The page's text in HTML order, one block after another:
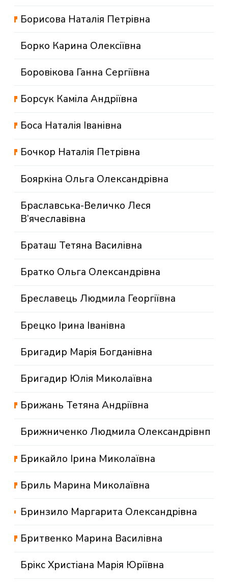
Борисова Наталія Петрівна
Борко Карина Олексіївна
Боровікова Ганна Сергіївна
Борсук Каміла Андріївна
Боса Наталія Іванівна
Бочкор Наталія Петрівна
Бояркіна Ольга Олександрівна
Браславська-Величко Леся
В’ячеславівна
Браташ Тетяна Василівна
Братко Ольга Олександрівна
Бреславець Людмила Георгіївна
Брецко Ірина Іванівна
Бригадир Марія Богданівна
Бригадир Юлія Миколаївна
Брижань Тетяна Андріївна
Брижниченко Людмила Олександрівнп
Брикайло Ірина Миколаївна
Бриль Марина Миколаївна
Бринзило Маргарита Олександрівна
Бритвенко Марина Василівна
Брікс Христіана Марія Юріївна